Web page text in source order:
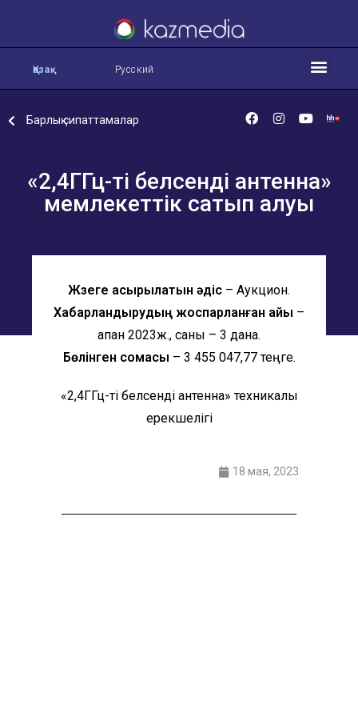
Қазақ Русский
Барлық сипаттамалар
«2,4ГГц-ті белсенді антенна»
мемлекеттік сатып алуы
Жүзеге асырылатын әдіс – Аукцион.
Хабарландырудың жоспарланған айы –
ақпан 2023ж., саны – 3 дана.
Бөлінген сомасы – 3 455 047,77 теңге.
«2,4ГГц-ті белсенді антенна» техникалық
ерекшелігі
18 мая, 2023